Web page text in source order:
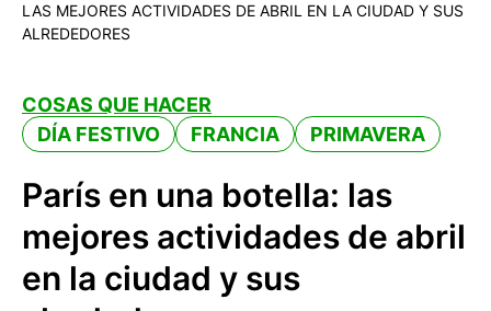
LAS MEJORES ACTIVIDADES DE ABRIL EN LA CIUDAD Y SUS
ALREDEDORES
COSAS QUE HACER
DÍA FESTIVO
FRANCIA PRIMAVERA
París en una botella: las
mejores actividades de abril
en la ciudad y sus